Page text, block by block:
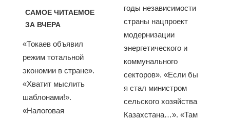
САМОЕ ЧИТАЕМОЕ
ЗА ВЧЕРА
«Токаев объявил
режим тотальной
экономии в стране».
«Хватит мыслить
шаблонами!».
«Налоговая
годы независимости
страны нацпроект
модернизации
энергетического и
коммунального
секторов». «Если бы
я стал министром
сельского хозяйства
Казахстана…». «Там